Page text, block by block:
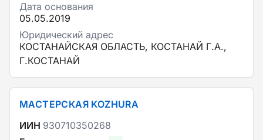
Дата основания
05.05.2019
Юридический адрес
КОСТАНАЙСКАЯ ОБЛАСТЬ, КОСТАНАЙ Г.А.,
Г.КОСТАНАЙ
МАСТЕРСКАЯ KOZHURA
ИИН 930710350268